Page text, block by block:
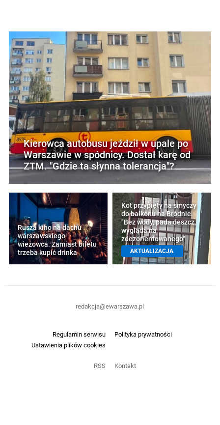
Kierowca autobusu jeździł w upale po
Warszawie w spódnicy. Dostał karę od
ZTM. "Gdzie ta słynna tolerancja"?
Rusza kino na dachu
warszawskiego
wieżowca. Zamiast biletu
trzeba kupić drinka
Kot przypięty na smyczy
do balkonu na Bródnie.
"Bez wody, pada deszcz,
wygląda na
zdezorientowanego"
AKTUALIZACJA
Regulamin serwisu
Polityka prywatności
Ustawienia plików cookies
RSS Kontakt
redakcja@ewarszawa.pl